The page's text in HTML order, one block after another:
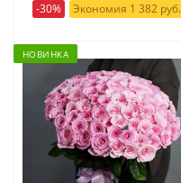
-30%
Экономия 1 382 руб.
НОВИНКА